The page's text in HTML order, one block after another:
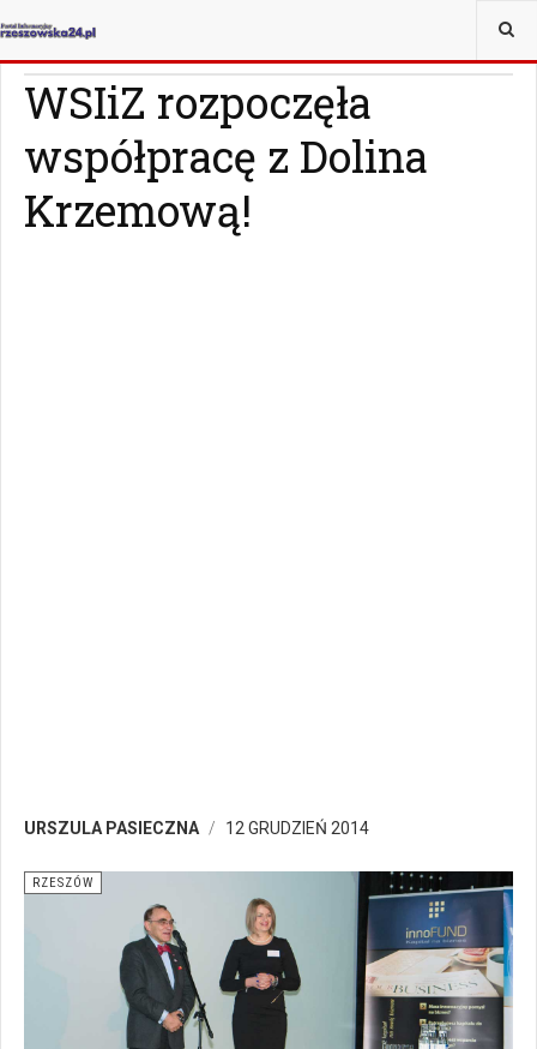
JESTEŚ TUTAJ:
WSIiZ rozpoczęła
współpracę z Dolina
Krzemową!
URSZULA PASIECZNA 12 GRUDZIEŃ 2014
RZESZÓW